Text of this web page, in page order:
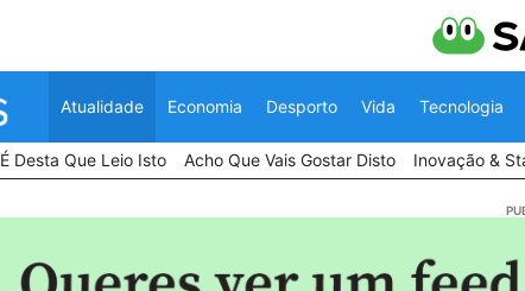
Atualidade Economia Desporto Vida Tecnologia
É Desta Que Leio Isto Acho Que Vais Gostar Disto Inovação &